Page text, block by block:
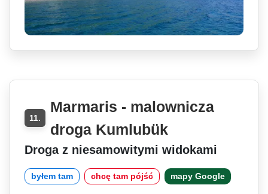
11.
Marmaris - malownicza
droga Kumlubük
Droga z niesamowitymi widokami
byłem tam chcę tam pójść mapy Google